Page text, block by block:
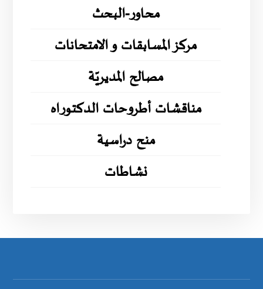
محاور-البحث
مركز المسابقات و الامتحانات
مصالح المديريّة
مناقشات أطروحات الدكتوراه
منح دراسية
نشاطات